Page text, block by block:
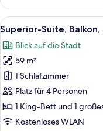
Einzelzimmer,
Blick
auf
den
Innenhof
Alle
Fotos
für
Superior-
Suite,
Balkon,
Stadtblick
anzeigen
9
Superior-Suite,
Blick auf die Stadt
59 m²
1 Schlafzimmer
Platz für 4 Personen
1 King-Bett und 1
Kostenloses WLAN